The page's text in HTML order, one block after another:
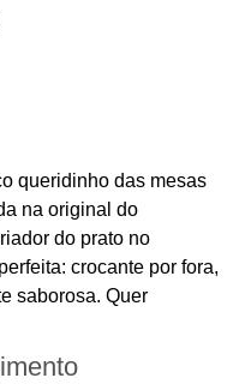
queridinho das mesas
na original do
do prato no
crocante por fora,
saborosa. Quer